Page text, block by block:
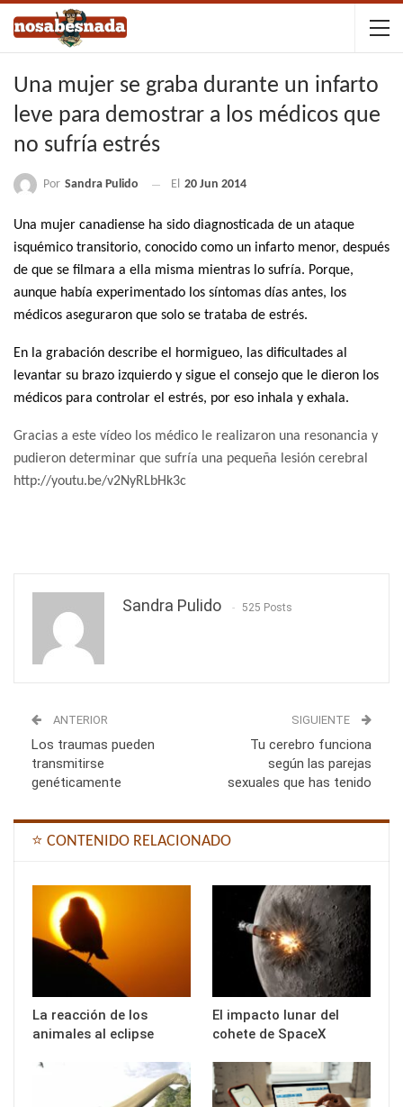
Una mujer se graba durante un infarto
leve para demostrar a los médicos que
no sufría estrés
Por Sandra Pulido El 20 Jun 2014
Una mujer canadiense ha sido diagnosticada de un ataque
isquémico transitorio, conocido como un infarto menor, después
de que se filmara a ella misma mientras lo sufría. Porque,
aunque había experimentado los síntomas días antes, los
médicos aseguraron que solo se trataba de estrés.
En la grabación describe el hormigueo, las dificultades al
levantar su brazo izquierdo y sigue el consejo que le dieron los
médicos para controlar el estrés, por eso inhala y exhala.
Gracias a este vídeo los médico le realizaron una resonancia y
pudieron determinar que sufría una pequeña lesión cerebral
http://youtu.be/v2NyRLbHk3c
Sandra Pulido 525 Posts
ANTERIOR
Los traumas pueden
transmitirse
genéticamente
SIGUIENTE
Tu cerebro funciona
según las parejas
sexuales que has tenido
⭐ CONTENIDO RELACIONADO
La reacción de los
animales al eclipse
El impacto lunar del
cohete de SpaceX